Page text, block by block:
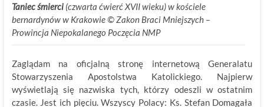
Taniec śmierci(czwarta ćwierć XVII wieku) w kościele
bernardynów w Krakowie ©.Zakon Braci Mniejszych –
Prowincja Niepokalanego Poczęcia NMP
Zaglądam na oficjalną stronę internetową Generalatu
Stowarzyszenia Apostolstwa Katolickiego. Najpierw
wyświetlają się nazwiska tych, którzy odeszli w ostatnim
czasie. Jest ich pięciu. Wszyscy Polacy: Ks. Stefan Domagała